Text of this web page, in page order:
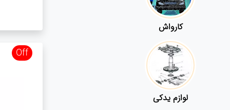
کارواش
لوازم یدکی
Off